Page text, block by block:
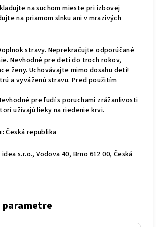
na suchom mieste pri izbovej
na priamom slnku ani v mrazivých
stravy. Neprekračujte odporúčané
Nevhodné pre deti do troch rokov,
ženy. Uchovávajte mimo dosahu detí!
a vyváženú stravu. Pred použitím
pre ľudí s poruchami zrážanlivosti
užívajú lieky na riedenie krvi.
Česká republika
idea s.r.o., Vodova 40, Brno 612 00, Česká
parametre